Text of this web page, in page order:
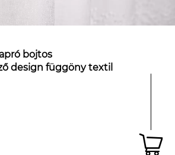
bojtos
design függöny textil